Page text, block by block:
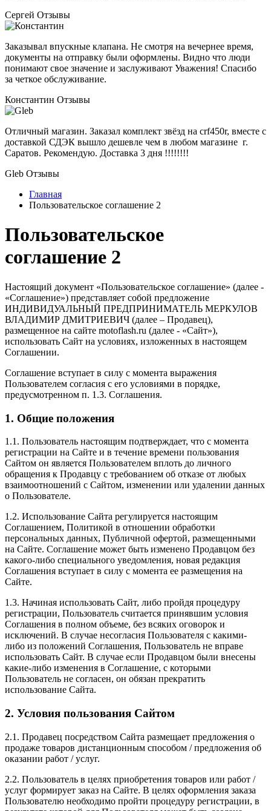
Сергей Отзывы
Заказывал впускные клапана. Не смотря на вечернее время,
документы на отправку были оформлены. Видно что люди
понимают свое значение и заслуживают Уважения! Спасибо
за четкое обслуживание.
Константин Отзывы
Отличный магазин. Заказал комплект звёзд на crf450r, вместе с
доставкой СДЭК вышло дешевле чем в любом магазине г.
Саратов. Рекомендую. Доставка 3 дня !!!!!!!!
Gleb Отзывы
Главная
Пользовательское соглашение 2
Пользовательское
соглашение 2
Настоящий документ «Пользовательское соглашение» (далее -
«Соглашение») представляет собой предложение
ИНДИВИДУАЛЬНЫЙ ПРЕДПРИНИМАТЕЛЬ МЕРКУЛОВ
ВЛАДИМИР ДМИТРИЕВИЧ (далее – Продавец),
размещенное на сайте motoflash.ru (далее - «Сайт»),
использовать Сайт на условиях, изложенных в настоящем
Соглашении.
Соглашение вступает в силу с момента выражения
Пользователем согласия с его условиями в порядке,
предусмотренном п. 1.3. Соглашения.
1. Общие положения
1.1. Пользователь настоящим подтверждает, что с момента
регистрации на Сайте и в течение времени пользования
Сайтом он является Пользователем вплоть до личного
обращения к Продавцу с требованием об отказе от любых
взаимоотношений с Сайтом, изменении или удалении данных
о Пользователе.
1.2. Использование Сайта регулируется настоящим
Соглашением, Политикой в отношении обработки
персональных данных, Публичной офертой, размещенными
на Сайте. Соглашение может быть изменено Продавцом без
какого-либо специального уведомления, новая редакция
Соглашения вступает в силу с момента ее размещения на
Сайте.
1.3. Начиная использовать Сайт, либо пройдя процедуру
регистрации, Пользователь считается принявшим условия
Соглашения в полном объеме, без всяких оговорок и
исключений. В случае несогласия Пользователя с какими-
либо из положений Соглашения, Пользователь не вправе
использовать Сайт. В случае если Продавцом были внесены
какие-либо изменения в Соглашение, с которыми
Пользователь не согласен, он обязан прекратить
использование Сайта.
2. Условия пользования Сайтом
2.1. Продавец посредством Сайта размещает предложения о
продаже товаров дистанционным способом / предложения об
оказании работ / услуг.
2.2. Пользователь в целях приобретения товаров или работ /
услуг формирует заказ на Сайте. В целях оформления заказа
Пользователю необходимо пройти процедуру регистрации, в